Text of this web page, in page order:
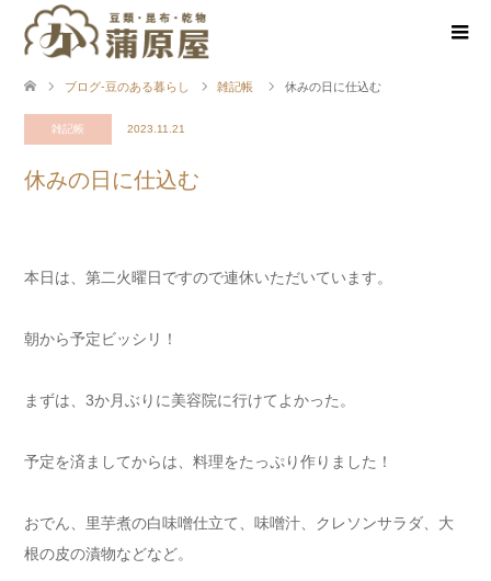
ブログ-豆のある暮らし 雑記帳 休みの日に仕込む
雑記帳 2023.11.21
休みの日に仕込む
本日は、第二火曜日ですので連休いただいています。
朝から予定ビッシリ！
まずは、3か月ぶりに美容院に行けてよかった。
予定を済ましてからは、料理をたっぷり作りました！
おでん、里芋煮の白味噌仕立て、味噌汁、クレソンサラダ、大
根の皮の漬物などなど。